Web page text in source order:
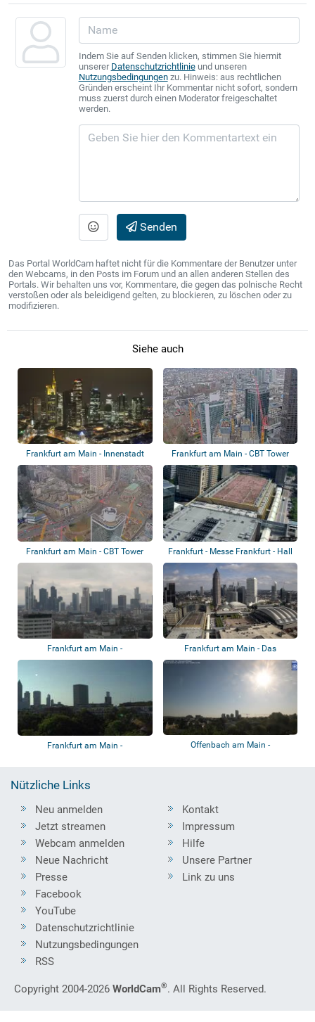
Indem Sie auf Senden klicken, stimmen Sie hiermit
unserer Datenschutzrichtlinieund unseren
Nutzungsbedingungenzu. Hinweis: aus rechtlichen
Gründen erscheint Ihr Kommentar nicht sofort, sondern
muss zuerst durch einen Moderator freigeschaltet
werden.
Senden
Das Portal WorldCam haftet nicht für die Kommentare der Benutzer unter
den Webcams, in den Posts im Forum und an allen anderen Stellen des
Portals. Wir behalten uns vor, Kommentare, die gegen das polnische Recht
verstoßen oder als beleidigend gelten, zu blockieren, zu löschen oder zu
modifizieren.
Siehe auch
Frankfurt am Main - Innenstadt Frankfurt am Main - CBT Tower
Frankfurt am Main - CBT Tower
Frankfurt - Messe Frankfurt - Hall
5
Frankfurt am Main -
Panoramablick
Frankfurt am Main - Das
Messegelände
Frankfurt am Main -
Offenbach am Main -
Nützliche Links
Neu anmelden
Jetzt streamen
Webcam anmelden
Neue Nachricht
Presse
Kontakt
Impressum
Hilfe
Unsere Partner
Link zu uns
Facebook
YouTube
Datenschutzrichtlinie
Nutzungsbedingungen
RSS
Copyright 2004-2026 WorldCam®. All Rights Reserved.